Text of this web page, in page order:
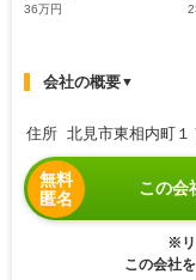
36万円
会社の概要▼
住所 北見市東相内町１
無料
匿名
この会
※リ
この会社